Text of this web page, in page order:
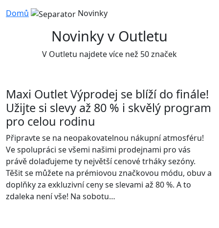
Domů
Novinky
Novinky v Outletu
V Outletu najdete více než 50 značek
Maxi Outlet Výprodej se blíží do finále!
Užijte si slevy až 80 % i skvělý program
pro celou rodinu
Připravte se na neopakovatelnou nákupní atmosféru!
Ve spolupráci se všemi našimi prodejnami pro vás
právě dolaďujeme ty největší cenové trháky sezóny.
Těšit se můžete na prémiovou značkovou módu, obuv a
doplňky za exkluzivní ceny se slevami až 80 %. A to
zdaleka není vše! Na sobotu…